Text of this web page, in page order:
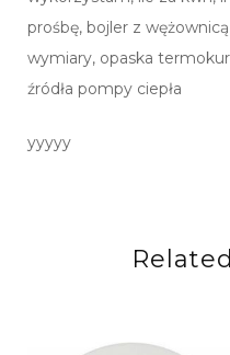
prośbę, bojler z
wymiary, opaska
źródła pompy ciepła
yyyyy